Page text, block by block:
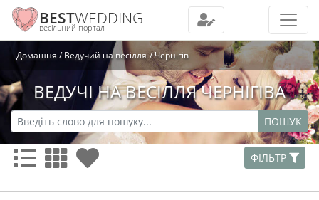
BESTWEDDING
весільний портал
Домашня Ведучий на весілля Чернігів
ВЕДУЧІ НА ВЕСІЛЛЯ ЧЕРНІГІВА
ПОШУК
ФІЛЬТР